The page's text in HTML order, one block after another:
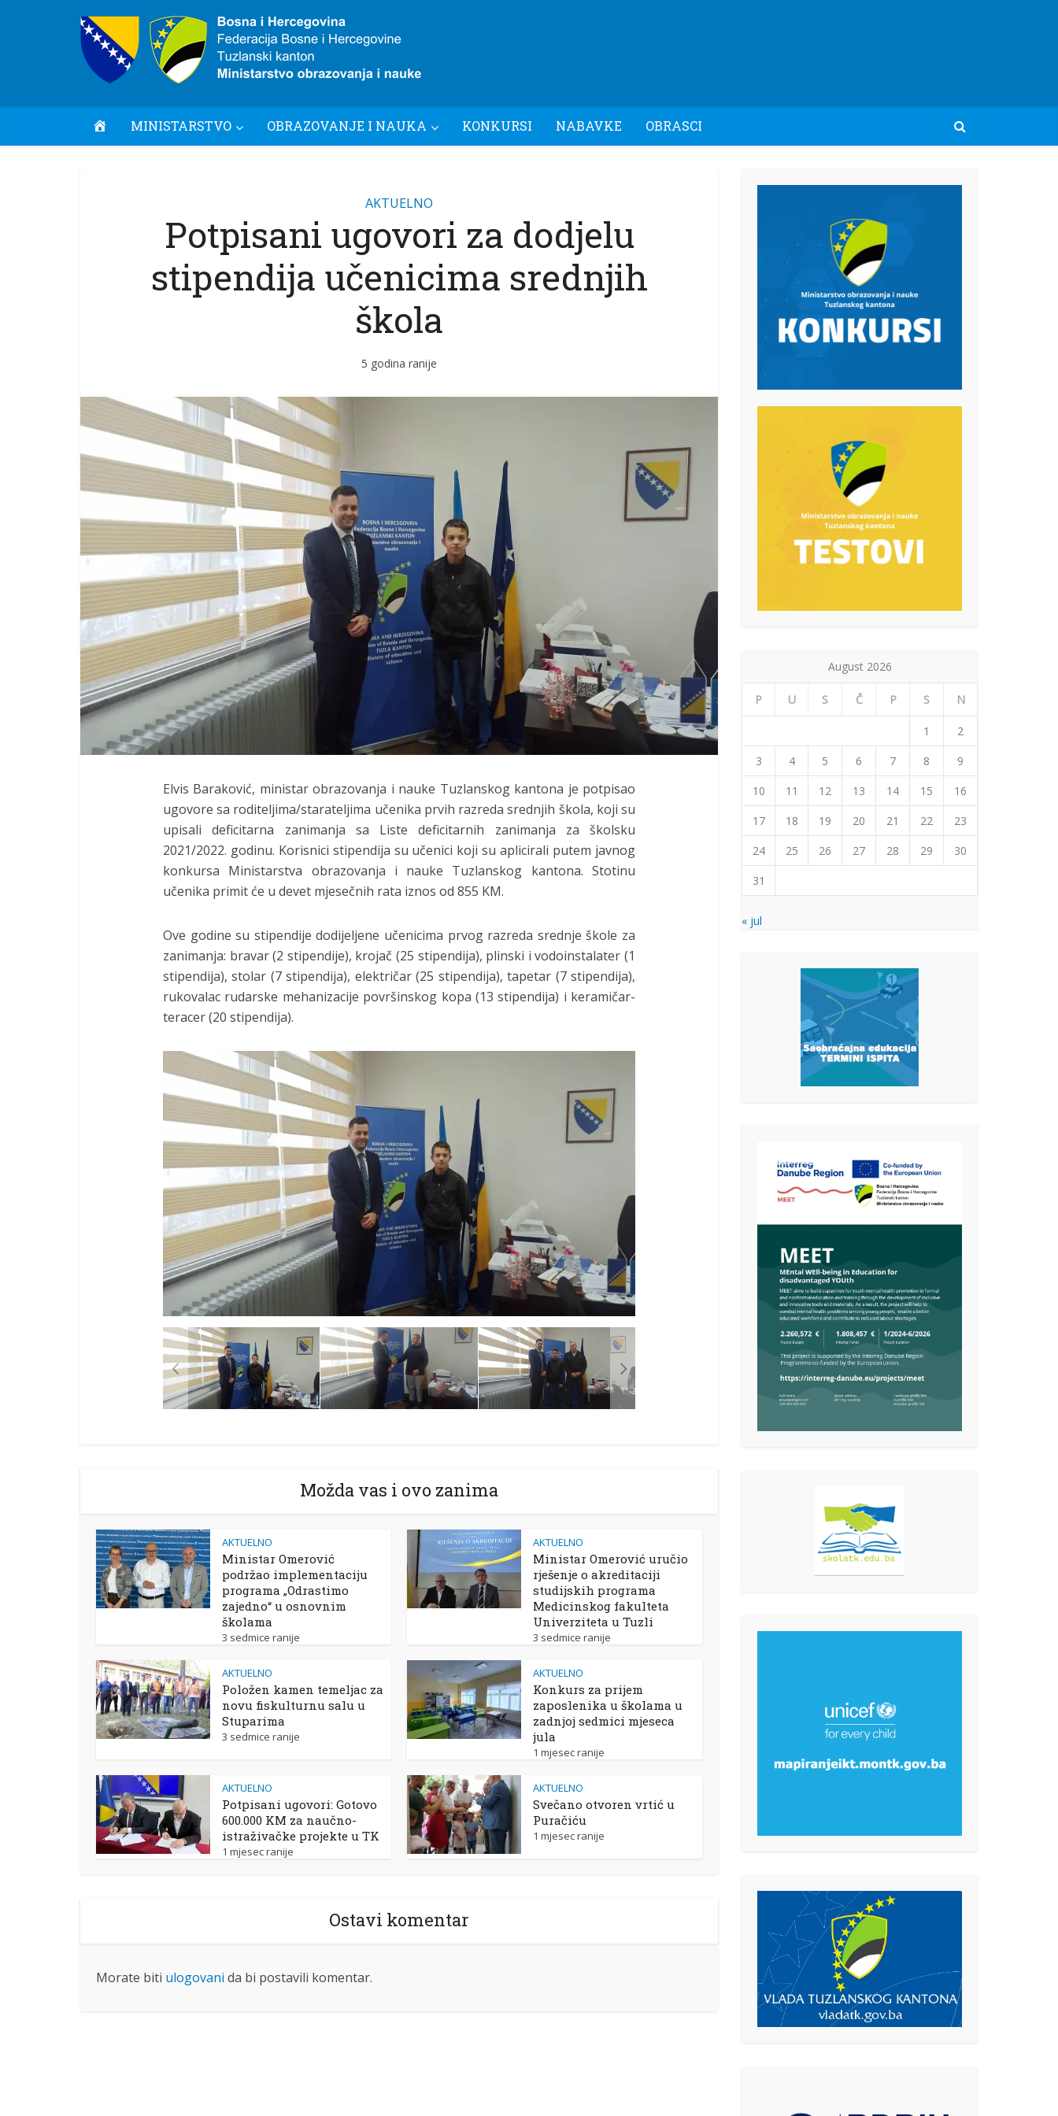
POČETNA
MINISTARSTVO OBRAZOVANJE I NAUKA KONKURSI NABAVKE OBRASCI
AKTUELNO
Potpisani ugovori za dodjelu
stipendija učenicima srednjih
škola
5 godina ranije
Elvis Baraković, ministar obrazovanja i nauke Tuzlanskog kantona je potpisao
ugovore sa roditeljima/starateljima učenika prvih razreda srednjih škola, koji su
upisali deficitarna zanimanja sa Liste deficitarnih zanimanja za školsku
2021/2022. godinu. Korisnici stipendija su učenici koji su aplicirali putem javnog
konkursa Ministarstva obrazovanja i nauke Tuzlanskog kantona. Stotinu
učenika primit će u devet mjesečnih rata iznos od 855 KM.
Ove godine su stipendije dodijeljene učenicima prvog razreda srednje škole za
zanimanja: bravar (2 stipendije), krojač (25 stipendija), plinski i vodoinstalater (1
stipendija), stolar (7 stipendija), električar (25 stipendija), tapetar (7 stipendija),
rukovalac rudarske mehanizacije površinskog kopa (13 stipendija) i keramičar-
teracer (20 stipendija).
Možda vas i ovo zanima
AKTUELNO
Ministar Omerović
podržao implementaciju
programa „Odrastimo
zajedno“ u osnovnim
školama
3 sedmice ranije
AKTUELNO
Ministar Omerović uručio
rješenje o akreditaciji
studijskih programa
Medicinskog fakulteta
Univerziteta u Tuzli
3 sedmice ranije
AKTUELNO
Položen kamen temeljac za
novu fiskulturnu salu u
Stuparima
3 sedmice ranije
AKTUELNO
Konkurs za prijem
zaposlenika u školama u
zadnjoj sedmici mjeseca
jula
1 mjesec ranije
AKTUELNO
Potpisani ugovori: Gotovo
600.000 KM za naučno-
istraživačke projekte u TK
1 mjesec ranije
AKTUELNO
Svečano otvoren vrtić u
Puračiću
1 mjesec ranije
Ostavi komentar
Morate biti ulogovani da bi postavili komentar.
August 2026
P U S Č P S N
1
2
3
4 5 6 7 8
9
10
11 12 13 14 15
16
17
18 19 20 21 22
23
24
25 26 27 28 29
30
31
« jul